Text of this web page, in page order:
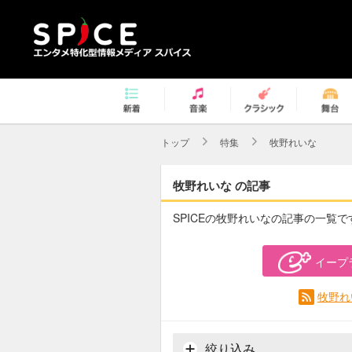
トップ 特集 牧野れいな
牧野れいな の記事
SPICEの牧野れいなの記事の一覧で
イープ
牧野